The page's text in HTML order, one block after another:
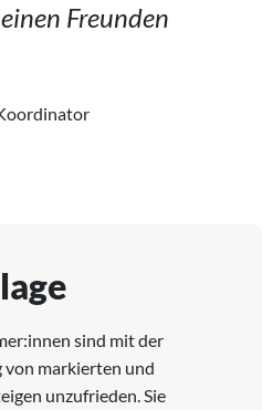
Freunden
sind mit der
markierten und
unzufrieden. Sie